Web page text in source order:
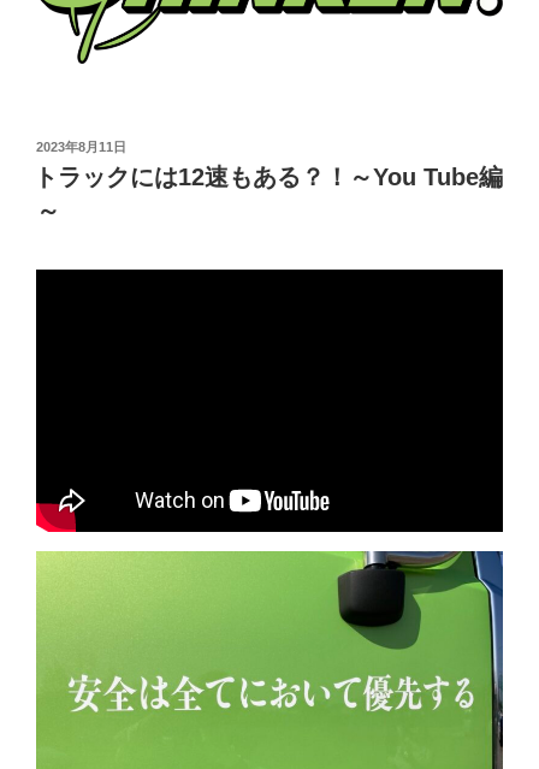
投
稿
日:
2023年8月11日
トラックには12速もある？！～You Tube編
～